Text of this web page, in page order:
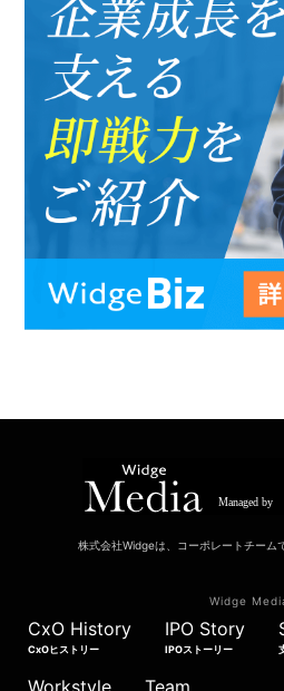
株式会社Widgeは、コーポレートチーム
Widge
CxO History
CxOヒストリー
IPO Story
IPOストーリー
Workstyle Team